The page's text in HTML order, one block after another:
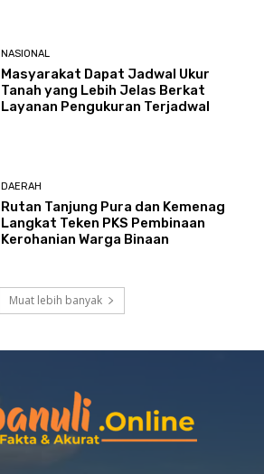
NASIONAL
Masyarakat Dapat Jadwal Ukur
Tanah yang Lebih Jelas Berkat
Layanan Pengukuran Terjadwal
DAERAH
Rutan Tanjung Pura dan Kemenag
Langkat Teken PKS Pembinaan
Kerohanian Warga Binaan
Muat lebih banyak